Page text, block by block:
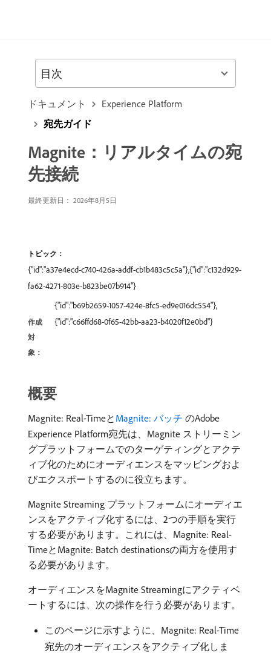
ドキュメント
Experience Platform
宛先ガイド
Magnite：リアルタイムの宛
先接続
最終更新日： 2026年8月5日
トピック：
{"id":"a37e4ecd-c740-426a-addf-cb1b483c5c5a"},{"id":"c132d929-
fa62-4271-803e-b823be07b914"}
作成
対
象：
{"id":"b69b2659-1057-424e-8fc5-ed9e016dc554"},
{"id":"c66ffd68-0f65-42bb-aa23-b4020f12e0bd"}
概要
Magnite: Real-Timeと Magnite: バッチ ​ のAdobe
Experience Platform宛先は、Magnite ストリーミン
グプラットフォームでのターゲティングとアクテ
ィブ化のためにオーディエンスをマッピングおよ
びエクスポートするのに役立ちます。
Magnite Streaming プラットフォームにオーディエ
ンスをアクティブ化するには、2つの手順を実行
する必要があります。これには、Magnite: Real-
TimeとMagnite: Batch destinationsの両方を使用す
る必要があります。
オーディエンスをMagnite Streamingにアクティベ
ートするには、次の操作を行う必要があります。
このページに示すように、Magnite: Real-Time
宛先のオーディエンスをアクティブ化しま
目次